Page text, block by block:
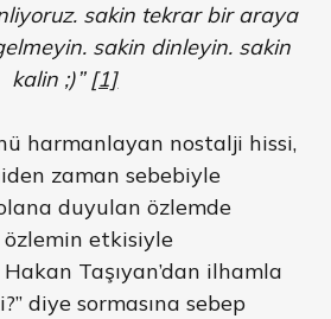
sakin tekrar bir araya
sakin dinleyin. sakin
kalin ;)” [1]
harmanlayan nostalji hissi,
zaman sebebiyle
duyulan özlemde
özlemin etkisiyle
Taşıyan’dan ilhamla
diye sormasına sebep